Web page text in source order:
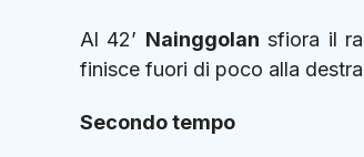
Al 42’ Nainggolan sfiora il
finisce fuori di poco alla
Secondo tempo